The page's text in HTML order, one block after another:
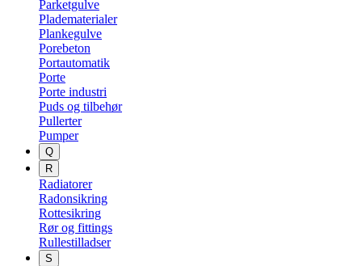
Parketgulve
Pladematerialer
Plankegulve
Porebeton
Portautomatik
Porte
Porte industri
Puds og tilbehør
Pullerter
Pumper
Q
R
Radiatorer
Radonsikring
Rottesikring
Rør og fittings
Rullestilladser
S